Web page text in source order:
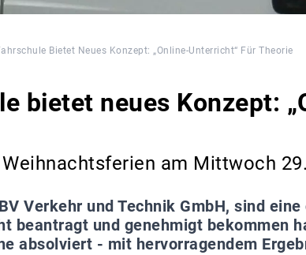
Bietet Neues Konzept: „Online-Unterricht“ Für Theorie
bietet neues Konzept:
am Mittwoch
Verkehr und Technik GmbH, sind
beantragt und genehmigt bekommen
absolviert - mit hervorragendem